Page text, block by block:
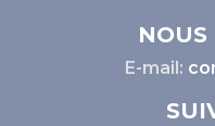
NOUS
E-mail: